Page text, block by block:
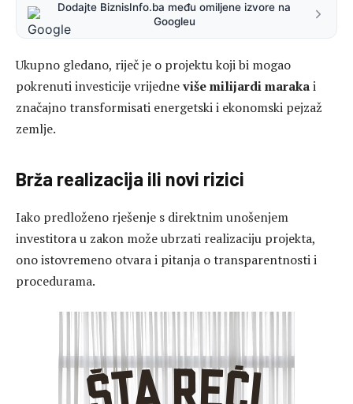
Dodajte BiznisInfo.ba među omiljene izvore na
Googleu
Ukupno gledano, riječ je o projektu koji bi mogao
pokrenuti investicije vrijedneviše milijardi marakai
značajno transformisati energetski i ekonomski pejzaž
zemlje.
Brža realizacija ili novi rizici
Iako predloženo rješenje s direktnim unošenjem
investitora u zakon može ubrzati realizaciju projekta,
ono istovremeno otvara i pitanja o transparentnosti i
procedurama.